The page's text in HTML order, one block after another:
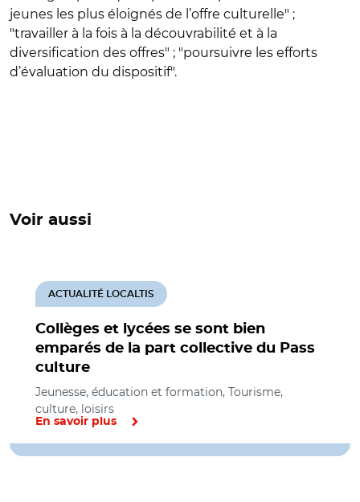
jeunes les plus éloignés de l’offre culturelle" ;
"travailler à la fois à la découvrabilité et à la
diversification des offres" ; "poursuivre les efforts
d’évaluation du dispositif".
Voir aussi
Collèges et lycées se sont bien
emparés de la part collective du Pass
culture
ACTUALITÉ LOCALTIS
Jeunesse, éducation et formation, Tourisme,
culture, loisirs
En savoir plus